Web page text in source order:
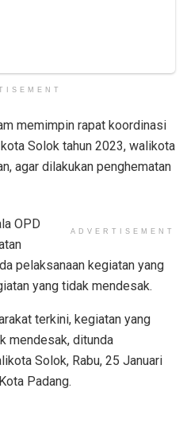
memimpin rapat koordinasi
Solok tahun 2023, walikota
agar dilakukan penghematan
ADVERTISEMENT
OPD
pelaksanaan kegiatan yang
yang tidak mendesak.
terkini, kegiatan yang
mendesak, ditunda
Solok, Rabu, 25 Januari
Padang.